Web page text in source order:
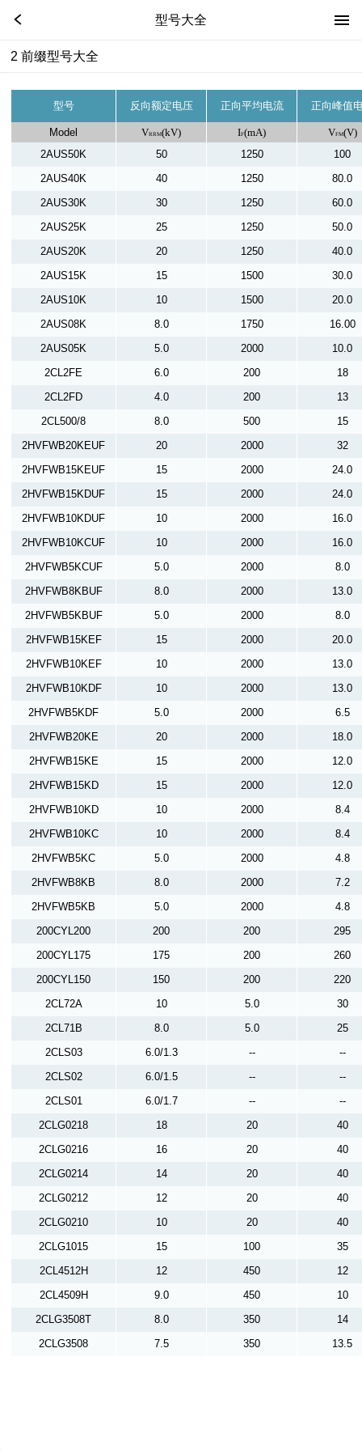
型号大全
2 前缀型号大全
型号 反向额定电压 正向平均电流 正向峰值
Model VRRM(kV) IF(mA) VFM(V)
2AUS50K 50 1250
100
2AUS40K
40 1250
80.0
2AUS30K
30 1250
60.0
2AUS25K
25 1250
50.0
2AUS20K
20 1250
40.0
2AUS15K
15 1500
30.0
2AUS10K
10 1500
20.0
2AUS08K
8.0 1750
16.00
2AUS05K
5.0 2000
10.0
2CL2FE
6.0 200
18
2CL2FD
4.0 200
13
2CL500/8
8.0 500
15
2HVFWB20KEUF
20 2000
32
2HVFWB15KEUF
15 2000
24.0
2HVFWB15KDUF
15 2000
24.0
2HVFWB10KDUF
10 2000
16.0
2HVFWB10KCUF
10 2000
16.0
2HVFWB5KCUF
5.0 2000
8.0
2HVFWB8KBUF
8.0 2000
13.0
2HVFWB5KBUF
5.0 2000
8.0
2HVFWB15KEF
15 2000
20.0
2HVFWB10KEF
10 2000
13.0
2HVFWB10KDF
10 2000
13.0
2HVFWB5KDF
5.0 2000
6.5
2HVFWB20KE
20 2000
18.0
2HVFWB15KE
15 2000
12.0
2HVFWB15KD
15 2000
12.0
2HVFWB10KD
10 2000
8.4
2HVFWB10KC
10 2000
8.4
2HVFWB5KC
5.0 2000
4.8
2HVFWB8KB
8.0 2000
7.2
2HVFWB5KB
5.0 2000
4.8
200CYL200
200 200
295
200CYL175
175 200
260
200CYL150
150 200
220
2CL72A
10 5.0
30
2CL71B
8.0 5.0
25
2CLS03
6.0/1.3 --
--
2CLS02
6.0/1.5 --
--
2CLS01
6.0/1.7 --
--
2CLG0218
18 20
40
2CLG0216
16 20
40
2CLG0214
14 20
40
2CLG0212
12 20
40
2CLG0210
10 20
40
2CLG1015
15 100
35
2CL4512H
12 450
12
2CL4509H
9.0 450
10
2CLG3508T
8.0 350
14
2CLG3508
7.5 350 13.5